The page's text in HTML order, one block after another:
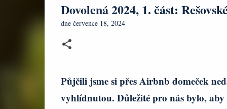
Dovolená 2024, 1. část:
dne července 18, 2024
Půjčili jsme si přes Airbnb domeček
vyhlídnutou. Důležité pro nás bylo,